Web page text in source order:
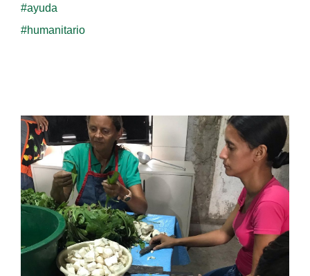
#ayuda
#humanitario